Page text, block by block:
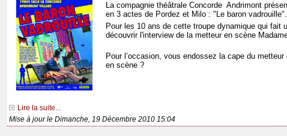
La compagnie théâtrale Concorde Andrimont
en 3 actes de Pordez et Milo : "Le baron vadrouille".
Pour les 10 ans de cette troupe dynamique qui
découvrir l'interview de la metteur en scène
Pour l’occasion, vous endossez la cape du
en scène ?
Lire la suite...
Mise à jour le Dimanche, 19 Décembre 2010 15:04